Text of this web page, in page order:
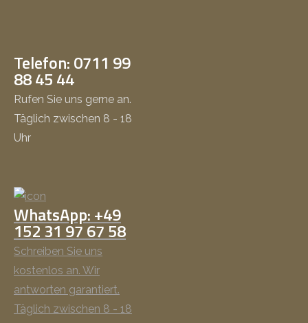
Telefon: 0711 99
88 45 44
Rufen Sie uns gerne an.
Täglich zwischen 8 - 18
Uhr
WhatsApp: +49
152 31 97 67 58
Schreiben Sie uns
kostenlos an. Wir
antworten garantiert.
Täglich zwischen 8 - 18